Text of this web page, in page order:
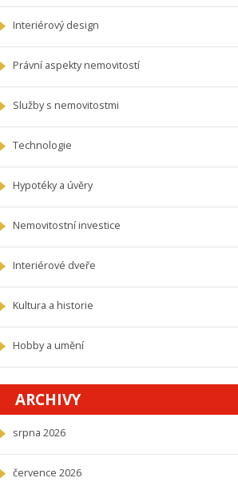
Interiérový design
Právní aspekty nemovitostí
Služby s nemovitostmi
Technologie
Hypotéky a úvěry
Nemovitostní investice
Interiérové dveře
Kultura a historie
Hobby a umění
ARCHIVY
srpna 2026
července 2026